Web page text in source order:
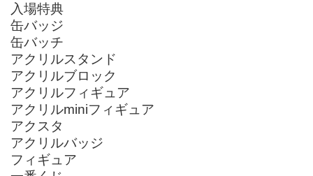
入場特典
缶バッジ
缶バッチ
アクリルスタンド
アクリルブロック
アクリルフィギュア
アクリルminiフィギュア
アクスタ
アクリルバッジ
フィギュア